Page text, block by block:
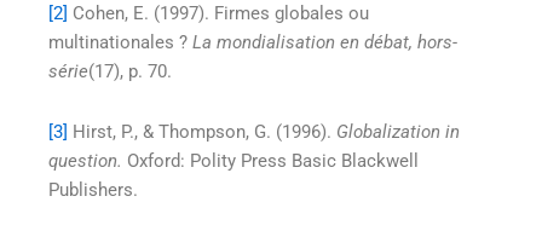
[2] Cohen, E. (1997). Firmes globales ou
multinationales ? La mondialisation en débat, hors-
série(17), p. 70.
[3] Hirst, P., & Thompson, G. (1996). Globalization in
question. Oxford: Polity Press Basic Blackwell
Publishers.